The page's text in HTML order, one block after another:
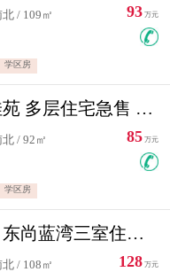
/ 109㎡
学区房
93 万元
福海路 映雪佳苑 多层住宅急售 可公积金贷款
/ 92㎡
学区房
85 万元
河滨路松霞路 东尚蓝湾三室住宅急售
/ 108㎡
128 万元